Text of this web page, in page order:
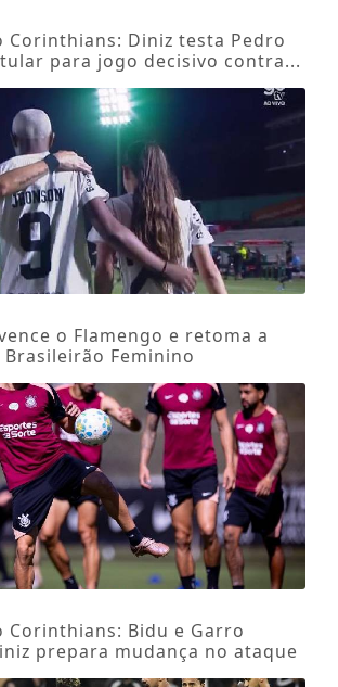
Corinthians: Diniz testa Pedro
para jogo decisivo contra...
o Flamengo e retoma a
Feminino
Corinthians: Bidu e Garro
prepara mudança no ataque